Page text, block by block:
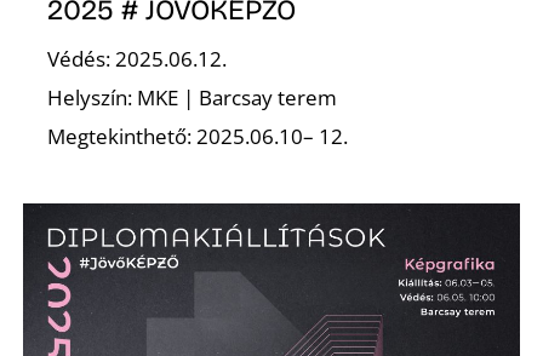
2025 # JÖVŐKÉPZŐ
Védés: 2025.06.12.
Helyszín: MKE | Barcsay terem
Megtekinthető: 2025.06.10– 12.